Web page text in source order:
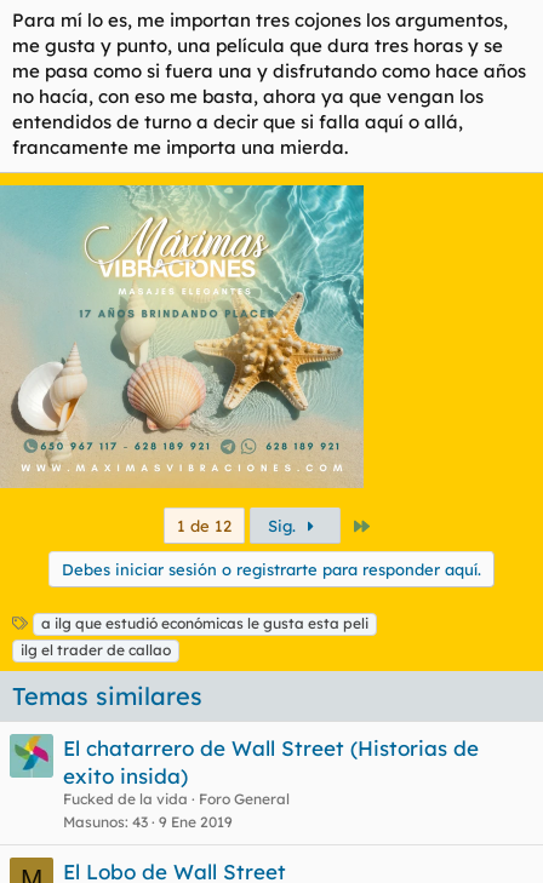
Para mí lo es, me importan tres cojones los argumentos,
me gusta y punto, una película que dura tres horas y se
me pasa como si fuera una y disfrutando como hace años
no hacía, con eso me basta, ahora ya que vengan los
entendidos de turno a decir que si falla aquí o allá,
francamente me importa una mierda.
1 de 12 Sig.
Debes iniciar sesión o registrarte para responder aquí.
E
t
i
q
u
e
t
a
a ilg que estudió económicas le gusta esta peli
ilg el trader de callao
Temas similares
El chatarrero de Wall Street (Historias de
exito insida)
Fucked de la vida
Foro General
Masunos 43 9 Ene 2019
El Lobo de Wall Street